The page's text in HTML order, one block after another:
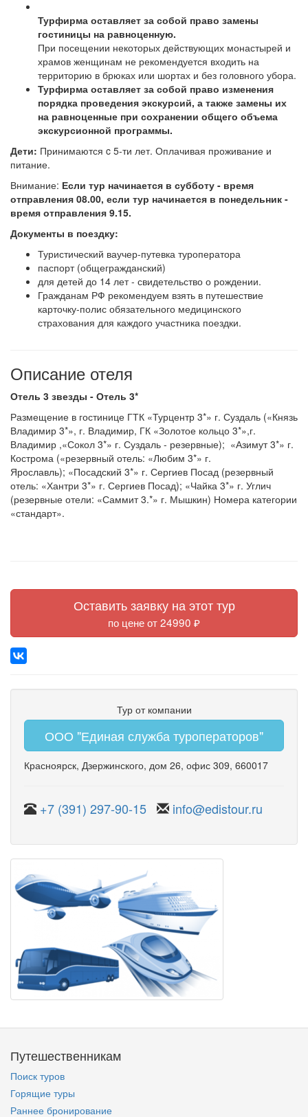
Турфирма оставляет за собой право замены
гостиницы на равноценную.
При посещении некоторых действующих монастырей и
храмов женщинам не рекомендуется входить на
территорию в брюках или шортах и без головного убора.
Турфирма оставляет за собой право изменения
порядка проведения экскурсий, а также замены их
на равноценные при сохранении общего объема
экскурсионной программы.
Дети: Принимаются c 5-ти лет. Оплачивая проживание и
питание.
Внимание: Если тур начинается в субботу - время
отправления 08.00, если тур начинается в понедельник -
время отправления 9.15.
Документы в поездку:
Туристический ваучер-путевка туроператора
паспорт (общегражданский)
для детей до 14 лет - свидетельство о рождении.
Гражданам РФ рекомендуем взять в путешествие
карточку-полис обязательного медицинского
страхования для каждого участника поездки.
Описание отеля
Отель 3 звезды - Отель 3*
Размещение в гостинице ГТК «Турцентр 3*» г. Суздаль («Князь
Владимир 3*», г. Владимир, ГК «Золотое кольцо 3*»,г.
Владимир ,«Сокол 3*» г. Суздаль - резервные); «Азимут 3*» г.
Кострома («резервный отель: «Любим 3*» г.
Ярославль); «Посадский 3*» г. Сергиев Посад (резервный
отель: «Хантри 3*» г. Сергиев Посад); «Чайка 3*» г. Углич
(резервные отели: «Саммит 3.*» г. Мышкин) Номера категории
«стандарт».
Оставить заявку на этот тур
по цене от 24990 ₽
Тур от компании
ООО "Единая служба туроператоров"
Красноярск, Дзержинского, дом 26, офис 309, 660017
+7 (391) 297-90-15 info@edistour.ru
Путешественникам
Поиск туров
Горящие туры
Раннее бронирование